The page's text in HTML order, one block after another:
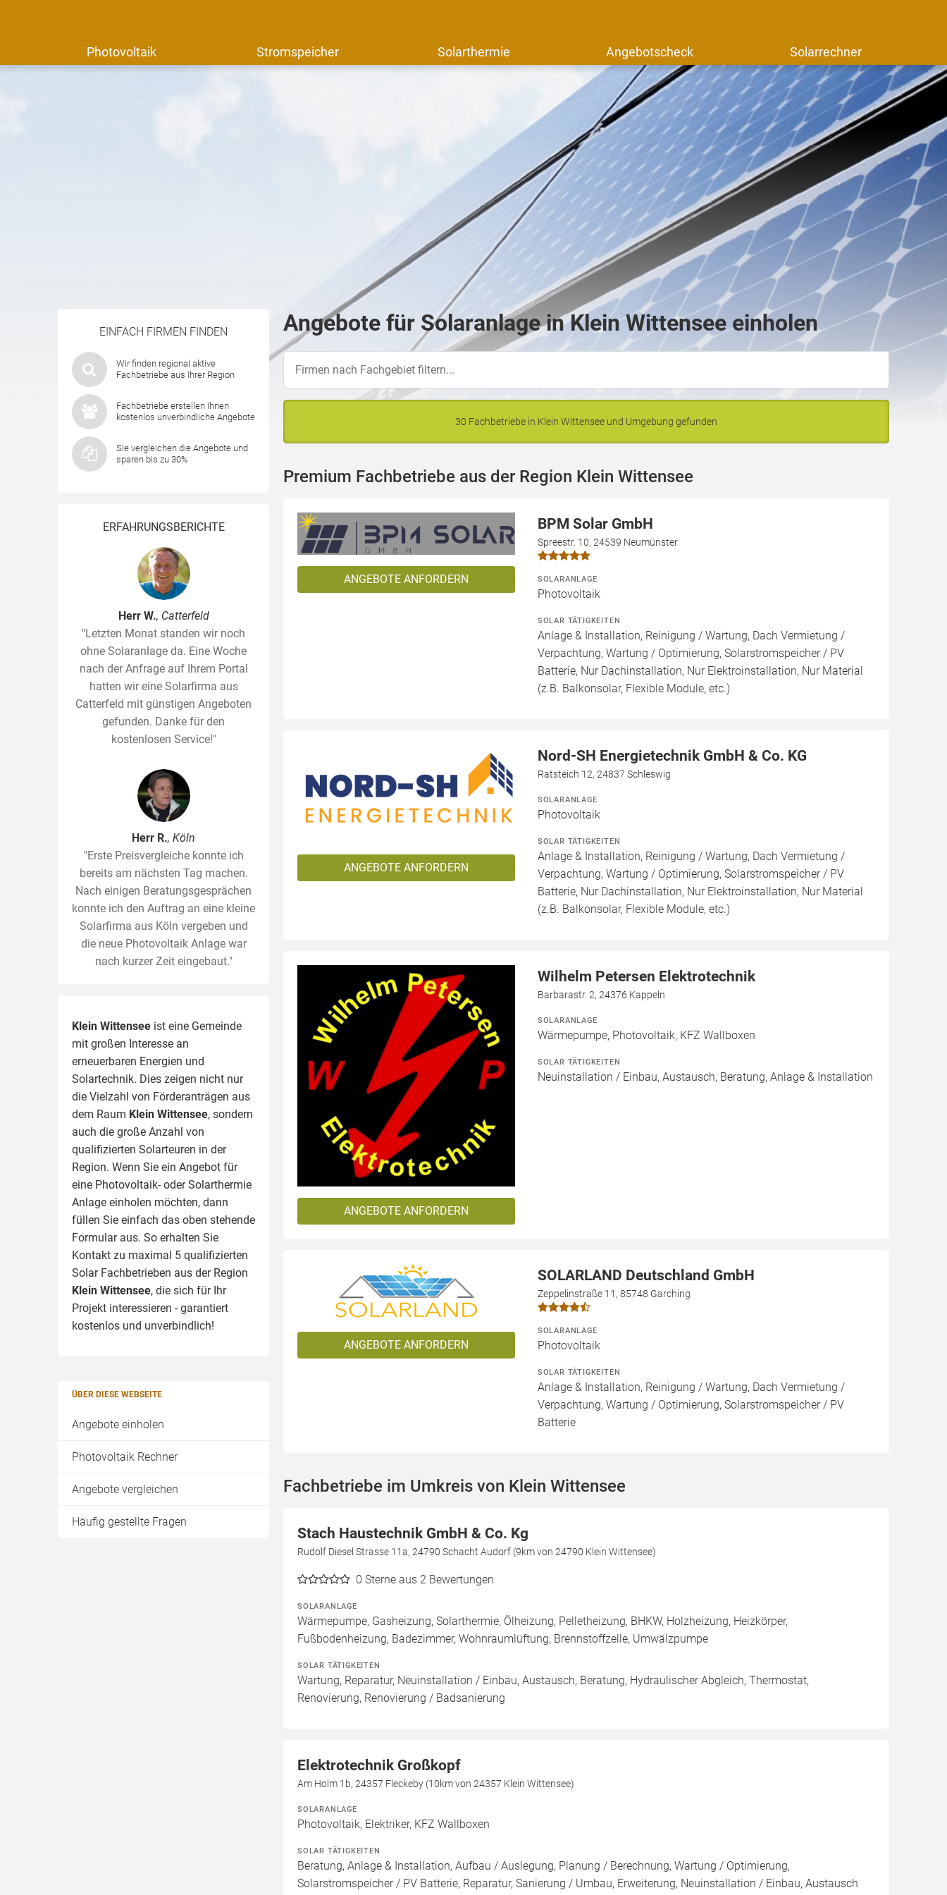
Photovoltaik Stromspeicher Solarthermie Angebotscheck Solarrechner
EINFACH FIRMEN FINDEN
Wir finden regional aktive
Fachbetriebe aus Ihrer Region
Fachbetriebe erstellen Ihnen
kostenlos unverbindliche Angebote
Sie vergleichen die Angebote und
sparen bis zu 30%
ERFAHRUNGSBERICHTE
Herr W., Catterfeld
"Letzten Monat standen wir noch
ohne Solaranlage da. Eine Woche
nach der Anfrage auf Ihrem Portal
hatten wir eine Solarfirma aus
Catterfeld mit günstigen Angeboten
gefunden. Danke für den
kostenlosen Service!"
Herr R., Köln
"Erste Preisvergleiche konnte ich
bereits am nächsten Tag machen.
Nach einigen Beratungsgesprächen
konnte ich den Auftrag an eine kleine
Solarfirma aus Köln vergeben und
die neue Photovoltaik Anlage war
nach kurzer Zeit eingebaut."
Klein Wittensee ist eine Gemeinde
mit großen Interesse an
erneuerbaren Energien und
Solartechnik. Dies zeigen nicht nur
die Vielzahl von Förderanträgen aus
dem Raum Klein Wittensee, sondern
auch die große Anzahl von
qualifizierten Solarteuren in der
Region. Wenn Sie ein Angebot für
eine Photovoltaik- oder Solarthermie
Anlage einholen möchten, dann
füllen Sie einfach das oben stehende
Formular aus. So erhalten Sie
Kontakt zu maximal 5 qualifizierten
Solar Fachbetrieben aus der Region
Klein Wittensee, die sich für Ihr
Projekt interessieren - garantiert
kostenlos und unverbindlich!
ÜBER DIESE WEBSEITE
Angebote einholen
Photovoltaik Rechner
Angebote vergleichen
Häufig gestellte Fragen
Angebote für Solaranlage in Klein Wittensee einholen
30 Fachbetriebe in Klein Wittensee und Umgebung gefunden
Premium Fachbetriebe aus der Region Klein Wittensee
ANGEBOTE ANFORDERN
BPM Solar GmbH
Spreestr. 10, 24539 Neumünster
SOLARANLAGE
Photovoltaik
SOLAR TÄTIGKEITEN
Anlage & Installation, Reinigung / Wartung, Dach Vermietung /
Verpachtung, Wartung / Optimierung, Solarstromspeicher / PV
Batterie, Nur Dachinstallation, Nur Elektroinstallation, Nur Material
(z.B. Balkonsolar, Flexible Module, etc.)
ANGEBOTE ANFORDERN
Nord-SH Energietechnik GmbH & Co. KG
Ratsteich 12, 24837 Schleswig
SOLARANLAGE
Photovoltaik
SOLAR TÄTIGKEITEN
Anlage & Installation, Reinigung / Wartung, Dach Vermietung /
Verpachtung, Wartung / Optimierung, Solarstromspeicher / PV
Batterie, Nur Dachinstallation, Nur Elektroinstallation, Nur Material
(z.B. Balkonsolar, Flexible Module, etc.)
ANGEBOTE ANFORDERN
Wilhelm Petersen Elektrotechnik
Barbarastr. 2, 24376 Kappeln
SOLARANLAGE
Wärmepumpe, Photovoltaik, KFZ Wallboxen
SOLAR TÄTIGKEITEN
Neuinstallation / Einbau, Austausch, Beratung, Anlage & Installation
ANGEBOTE ANFORDERN
SOLARLAND Deutschland GmbH
Zeppelinstraße 11, 85748 Garching
SOLARANLAGE
Photovoltaik
SOLAR TÄTIGKEITEN
Anlage & Installation, Reinigung / Wartung, Dach Vermietung /
Verpachtung, Wartung / Optimierung, Solarstromspeicher / PV
Batterie
Fachbetriebe im Umkreis von Klein Wittensee
Stach Haustechnik GmbH & Co. Kg
Rudolf Diesel Strasse 11a, 24790 Schacht Audorf (9km von 24790 Klein Wittensee)
0 Sterne aus 2 Bewertungen
SOLARANLAGE
Wärmepumpe, Gasheizung, Solarthermie, Ölheizung, Pelletheizung, BHKW, Holzheizung, Heizkörper,
Fußbodenheizung, Badezimmer, Wohnraumlüftung, Brennstoffzelle, Umwälzpumpe
SOLAR TÄTIGKEITEN
Wartung, Reparatur, Neuinstallation / Einbau, Austausch, Beratung, Hydraulischer Abgleich, Thermostat,
Renovierung, Renovierung / Badsanierung
Elektrotechnik Großkopf
Am Holm 1b, 24357 Fleckeby (10km von 24357 Klein Wittensee)
SOLARANLAGE
Photovoltaik, Elektriker, KFZ Wallboxen
SOLAR TÄTIGKEITEN
Beratung, Anlage & Installation, Aufbau / Auslegung, Planung / Berechnung, Wartung / Optimierung,
Solarstromspeicher / PV Batterie, Reparatur, Sanierung / Umbau, Erweiterung, Neuinstallation / Einbau, Austausch